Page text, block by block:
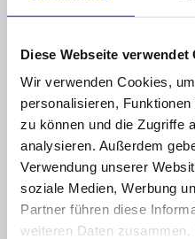
Diese Webseite verwendet
Wir verwenden Cookies,
personalisieren,
zu können und die Zugriffe
analysieren. Außerdem
Verwendung unserer
soziale Medien, Werbung
Partner führen diese
weiteren Daten
Insektenschutz-Plissees für
Lichtschachtabdeckungen
Unsere erfahrenen Mitarbeiter
beraten Sie ausführlich zu den
Anschließend fertigen wir Ihren
montieren ihn fachgerecht bei
einen reibungslosen Ablauf und